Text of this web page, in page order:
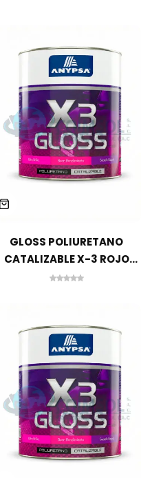
GLOSS POLIURETANO
CATALIZABLE X-3 ROJO
BERMELLON GA-3600 1 GLN